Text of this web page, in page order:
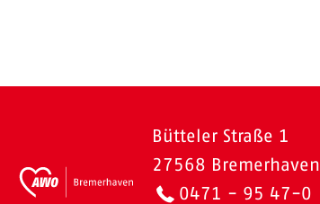
Bütteler Straße 1
27568 Bremerhaven
0471 - 95 47-0